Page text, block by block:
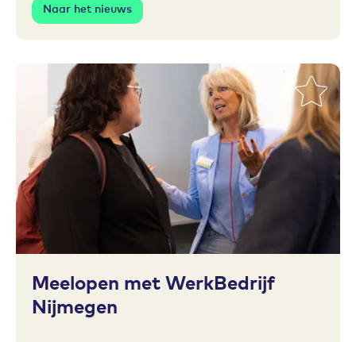
Naar het nieuws
Toevoegen aan favorieten
Meelopen met WerkBedrijf
Nijmegen